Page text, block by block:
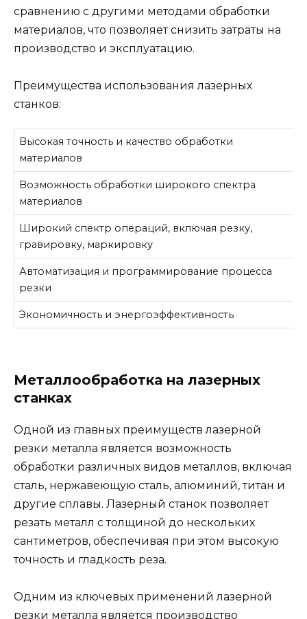
сравнению с другими методами обработки
материалов, что позволяет снизить затраты на
производство и эксплуатацию.
Преимущества использования лазерных
станков:
Высокая точность и качество обработки
материалов
Возможность обработки широкого спектра
материалов
Широкий спектр операций, включая резку,
гравировку, маркировку
Автоматизация и программирование процесса
резки
Экономичность и энергоэффективность
Металлообработка на лазерных
станках
Одной из главных преимуществ лазерной
резки металла является возможность
обработки различных видов металлов, включая
сталь, нержавеющую сталь, алюминий, титан и
другие сплавы. Лазерный станок позволяет
резать металл с толщиной до нескольких
сантиметров, обеспечивая при этом высокую
точность и гладкость реза.
Одним из ключевых применений лазерной
резки металла является производство